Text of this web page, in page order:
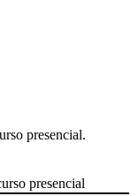
presencial.
presencial